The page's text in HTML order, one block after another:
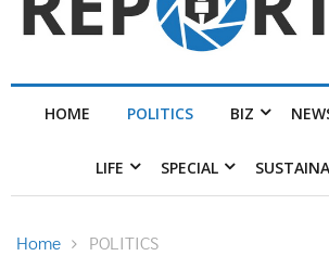
HOME POLITICS BIZ
LIFE SPECIAL
Home POLITICS